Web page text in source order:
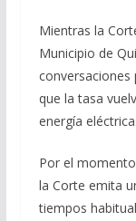
Mientras la
Municipio de
conversaciones
que la tasa
energía eléctrica.
Por el
la Corte emita
tiempos